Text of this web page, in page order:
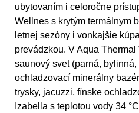
ubytovaním i celoročne
Wellnes s krytým termálnym
letnej sezóny i vonkajšie
prevádzkou. V Aqua
saunový svet (parná,
ochladzovací minerálny
trysky, jacuzzi, fínske
Izabella s teplotou vody 34